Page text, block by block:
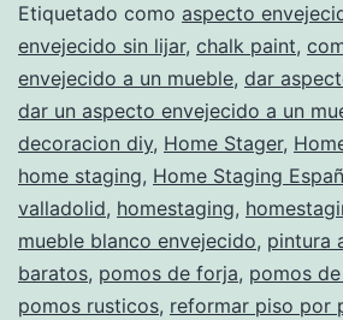
Etiquetado como aspecto
envejecido sin lijar, chalk paint,
envejecido a un mueble, dar
dar un aspecto envejecido a un
decoracion diy, Home Stager,
home staging, Home Staging
valladolid, homestaging,
mueble blanco envejecido, pintura
baratos, pomos de forja, pomos
pomos rusticos, reformar piso por